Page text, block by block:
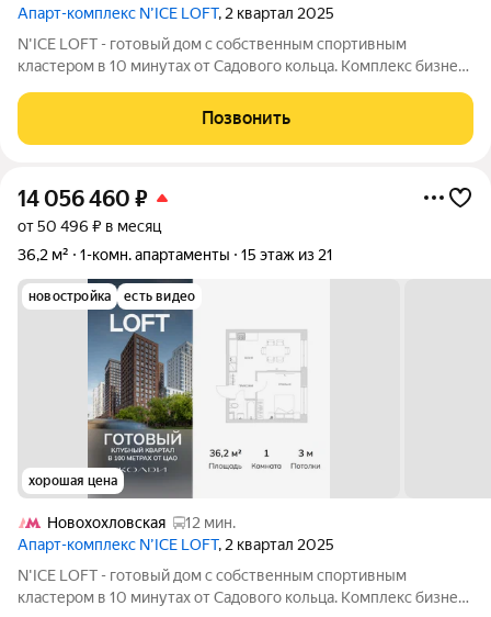
Апарт-комплекс N’ICE LOFT, 2 квартал 2025
N'ICE LOFT - готовый дом с собственным спортивным
кластером в 10 минутах от Садового кольца. Комплекс бизнес-
компания КОЛДИ, представляет собой знаковое жилое
пространство, на территории которого
Позвонить
14 056 460 ₽
от 50 496 ₽ в месяц
36,2 м²
1-комн. апартаменты 15 этаж из 21
новостройка есть видео
хорошая цена
Новохохловская
12 мин.
Апарт-комплекс N’ICE LOFT, 2 квартал 2025
N'ICE LOFT - готовый дом с собственным спортивным
кластером в 10 минутах от Садового кольца. Комплекс бизнес-